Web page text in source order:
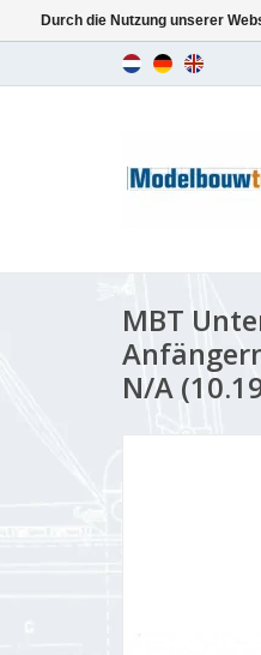
MBT
N/A
Durch die Nutzung unserer